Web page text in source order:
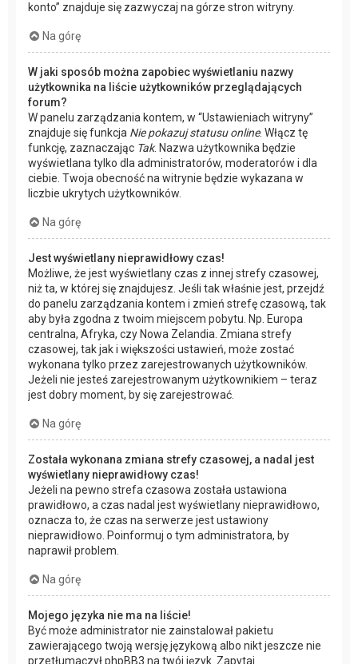
konto” znajduje się zazwyczaj na górze stron witryny.
Na górę
W jaki sposób można zapobiec wyświetlaniu nazwy
użytkownika na liście użytkowników przeglądających
forum?
W panelu zarządzania kontem, w “Ustawieniach witryny”
znajduje się funkcja Nie pokazuj statusu online. Włącz tę
funkcję, zaznaczając Tak. Nazwa użytkownika będzie
wyświetlana tylko dla administratorów, moderatorów i dla
ciebie. Twoja obecność na witrynie będzie wykazana w
liczbie ukrytych użytkowników.
Na górę
Jest wyświetlany nieprawidłowy czas!
Możliwe, że jest wyświetlany czas z innej strefy czasowej,
niż ta, w której się znajdujesz. Jeśli tak właśnie jest, przejdź
do panelu zarządzania kontem i zmień strefę czasową, tak
aby była zgodna z twoim miejscem pobytu. Np. Europa
centralna, Afryka, czy Nowa Zelandia. Zmiana strefy
czasowej, tak jak i większości ustawień, może zostać
wykonana tylko przez zarejestrowanych użytkowników.
Jeżeli nie jesteś zarejestrowanym użytkownikiem – teraz
jest dobry moment, by się zarejestrować.
Na górę
Została wykonana zmiana strefy czasowej, a nadal jest
wyświetlany nieprawidłowy czas!
Jeżeli na pewno strefa czasowa została ustawiona
prawidłowo, a czas nadal jest wyświetlany nieprawidłowo,
oznacza to, że czas na serwerze jest ustawiony
nieprawidłowo. Poinformuj o tym administratora, by
naprawił problem.
Na górę
Mojego języka nie ma na liście!
Być może administrator nie zainstalował pakietu
zawierającego twoją wersję językową albo nikt jeszcze nie
przetłumaczył phpBB3 na twój język. Zapytaj